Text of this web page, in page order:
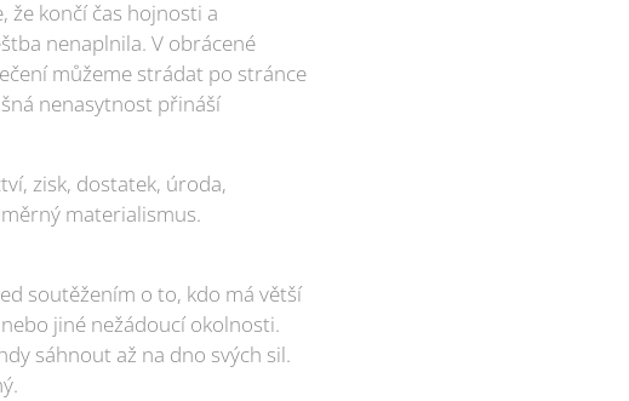
že končí čas hojnosti a
nenaplnila. V obrácené
můžeme strádat po stránce
nenasytnost přináší
zisk, dostatek, úroda,
materialismus.
soutěžením o to, kdo má větší
jiné nežádoucí okolnosti.
sáhnout až na dno svých sil.